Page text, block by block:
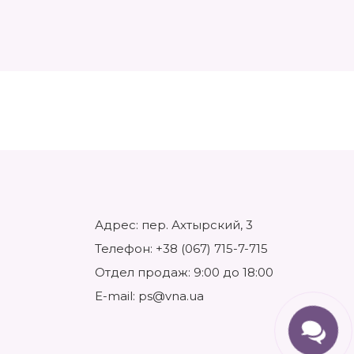
Адрес: пер. Ахтырский, 3
Телефон: +38 (067) 715-7-715
Отдел продаж: 9:00 до 18:00
E-mail: ps@vna.ua